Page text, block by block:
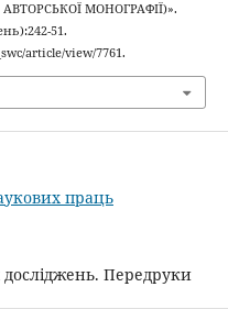
МОНОГРАФІЇ)».
51.
article/view/7761.
праць
Передруки